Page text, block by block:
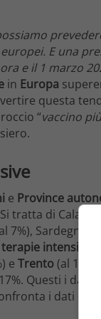
E una
e il 1 marzo
in Europa
questa
“vaccino più
e Province
tratta di Calabria
7%), Sardegna
terapie intensive
e Trento(al
Questi i
i dati